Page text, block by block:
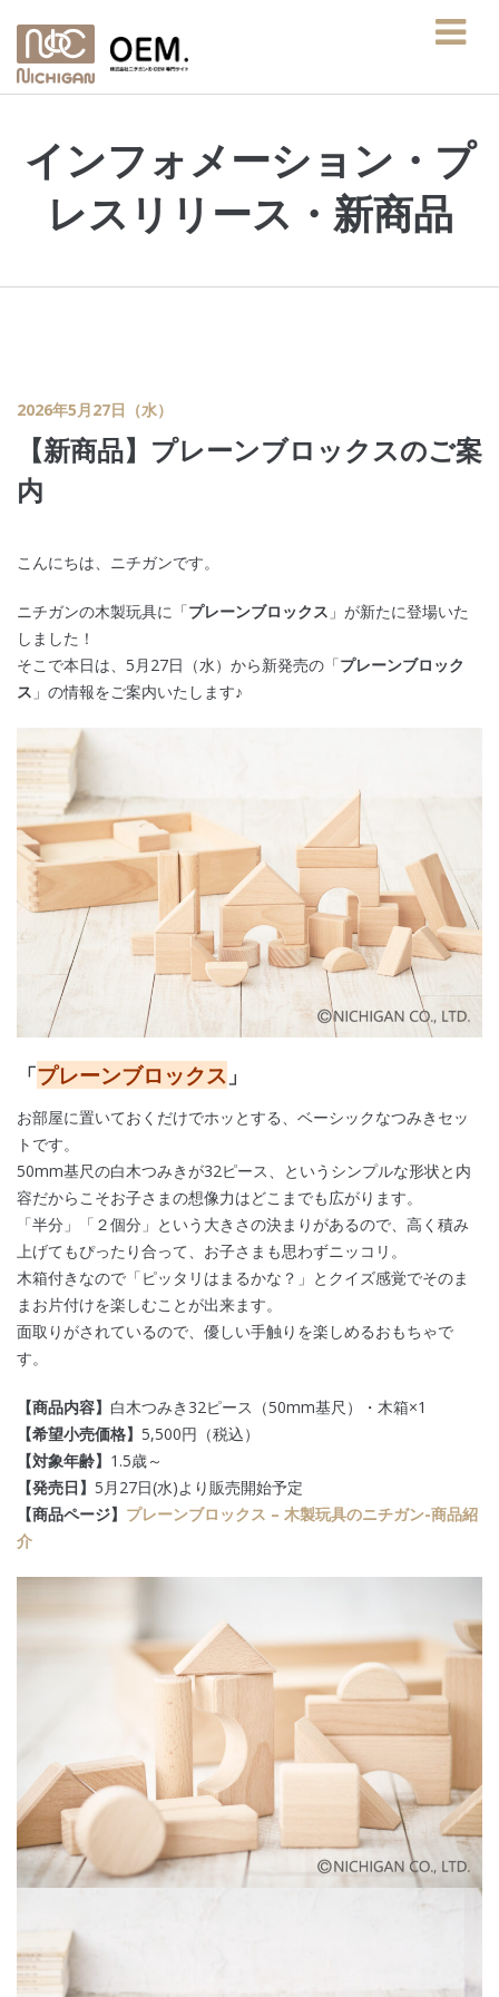
インフォメーション ・ プ
レスリリース ・ 新商品
2026年5月27日（水）
【新商品】プレーンブロックスのご案
内
こんにちは、ニチガンです。
ニチガンの木製玩具に「プレーンブロックス 」が新たに登場いた
しました！
そこで本日は、5月27日（水）から新発売の「プレーンブロック
ス 」の情報をご案内いたします♪
「プレーンブロックス 」
お部屋に置いておくだけでホッとする、ベーシックなつみきセッ
トです。
50mm基尺の白木つみきが32ピース、というシンプルな形状と内
容だからこそお子さまの想像力はどこまでも広がります。
「半分」「２個分」という大きさの決まりがあるので、高く積み
上げてもぴったり合って、お子さまも思わずニッコリ。
木箱付きなので「ピッタリはまるかな？」とクイズ感覚でそのま
まお片付けを楽しむことが出来ます。
面取りがされているので、優しい手触りを楽しめるおもちゃで
す。
【商品内容】 白木つみき32ピース（50mm基尺）・木箱×1
【希望小売価格】 5,500円（税込）
【対象年齢】 1.5歳～
【発売日】 5月27日(水)より販売開始予定
【商品ページ】 プレーンブロックス – 木製玩具のニチガン-商品紹
介